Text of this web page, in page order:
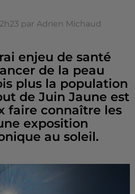
par Adrien Michaud
enjeu de santé
de la peau
plus la population
de Juin Jaune est
faire connaître les
exposition
au soleil.